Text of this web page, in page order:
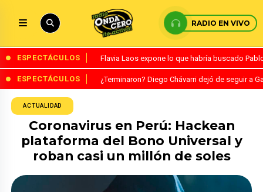
RADIO EN VIVO
ESPECTÁCULOS Flavia Laos expone lo que habría buscado
ESPECTÁCULOS ¿Terminaron? Diego Chávarri dejó de seguir a
ACTUALIDAD
Coronavirus en Perú: Hackean
plataforma del Bono Universal y
roban casi un millón de soles